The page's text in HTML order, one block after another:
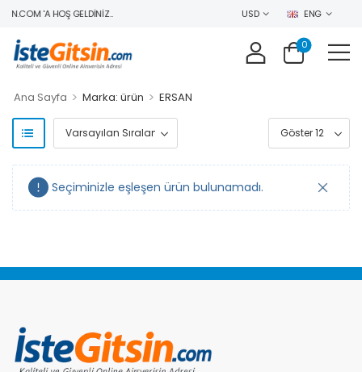
'A HOŞ GELDINIZ.. USD ENG
0
Ana Sayfa > Marka: ürün > ERSAN
Seçiminizle eşleşen ürün bulunamadı.